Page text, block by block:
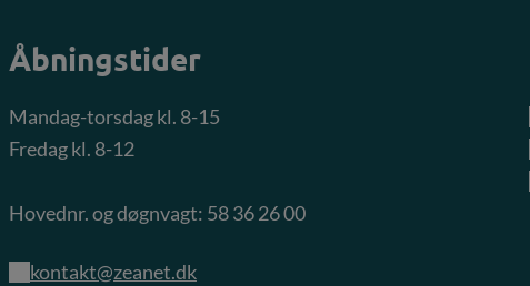
Åbningstider
Mandag-torsdag kl. 8-15
Fredag kl. 8-12
Hovednr. og døgnvagt: 58 36 26 00
kontakt@zeanet.dk